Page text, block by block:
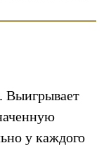
Выигрывает
у каждого